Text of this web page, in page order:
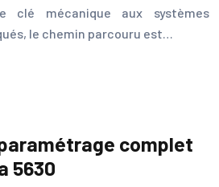
clé mécanique aux systèmes
le chemin parcouru est…
complet
5630